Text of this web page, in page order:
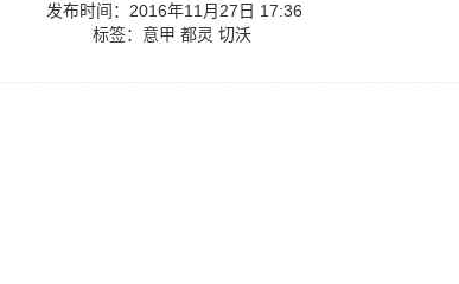
发布时间：2016年11月27日 17:36
标签： 意甲 都灵 切沃